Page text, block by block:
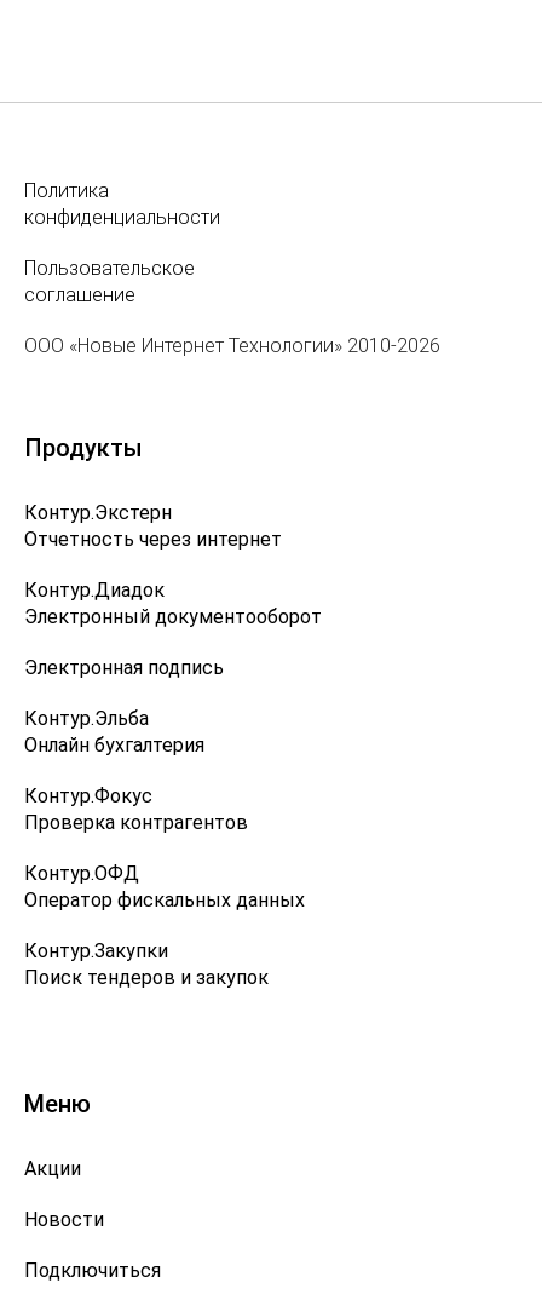
Политика
конфиденциальности
Пользовательское
соглашение
ООО «Новые Интернет Технологии» 2010-2026
Продукты
Контур.Экстерн
Отчетность через интернет
Контур.Диадок
Электронный документооборот
Электронная подпись
Контур.Эльба
Онлайн бухгалтерия
Контур.Фокус
Проверка контрагентов
Контур.ОФД
Оператор фискальных данных
Контур.Закупки
Поиск тендеров и закупок
Меню
Акции
Новости
Подключиться